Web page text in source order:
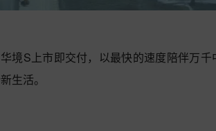
华境S上市即交付，以最快的速度陪伴万
生活。